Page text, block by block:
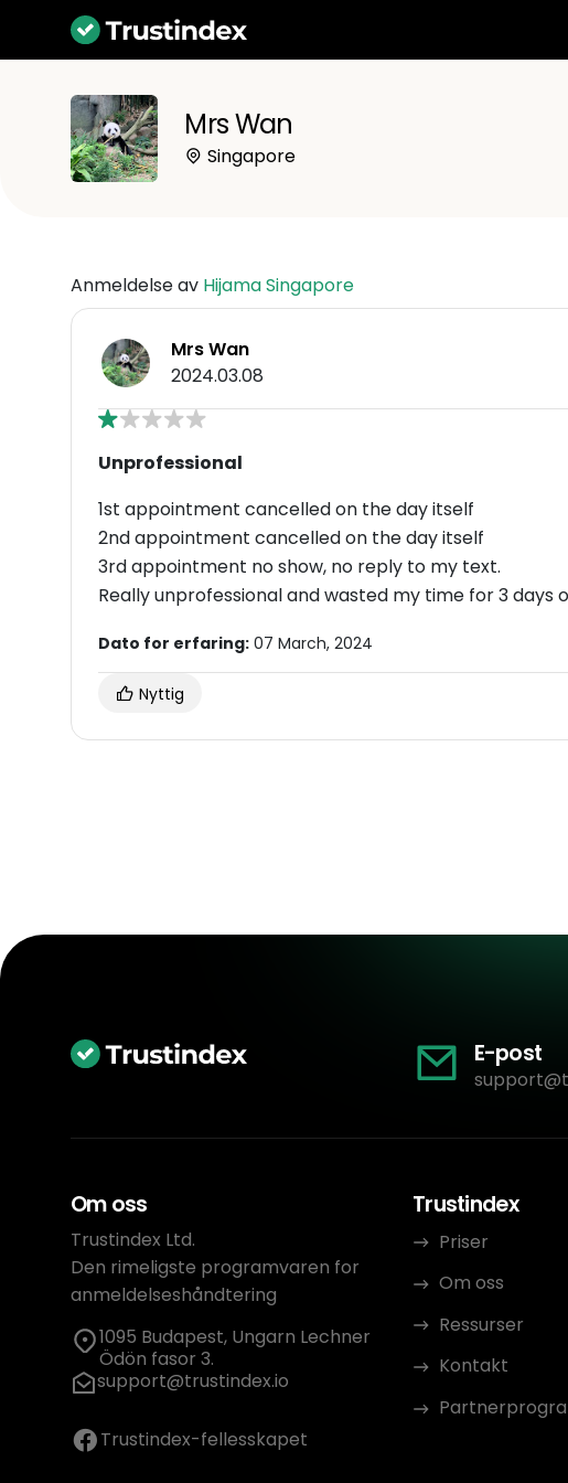
Mrs Wan
Singapore
Anmeldelse av Hijama Singapore
Mrs Wan
2024.03.08
Unprofessional
1st appointment cancelled on the day itself
2nd appointment cancelled on the day itself
3rd appointment no show, no reply to my text.
Really unprofessional and wasted my time for 3 days
Dato for erfaring: 07 March, 2024
Nyttig
E-post
Om oss
Trustindex Ltd.
Den rimeligste programvaren for
anmeldelseshåndtering
1095 Budapest, Ungarn Lechner
Ödön fasor 3.
support@trustindex.io
Trustindex-fellesskapet
Trustindex
Priser
Om oss
Ressurser
Kontakt